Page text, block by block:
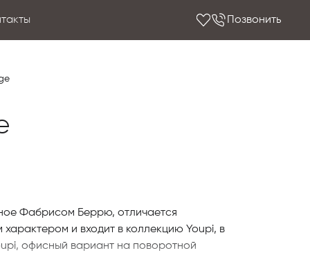
Позвонить
Фабрисом Беррю, отличается
и входит в коллекцию Youpi, в
офисный вариант на поворотной